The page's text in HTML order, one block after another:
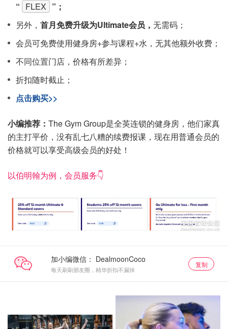
“ FLEX ”；
另外， 首月免费升级为Ultimate会员， 无需码；
会员可免费使用健身房+参与课程+水，无其他额外收费；
不同位置门店，价格有所差异；
折扣随时截止；
点击购买>>
小编推荐： The Gym Group是全英连锁的健身房，他们家真
的主打平价，没有乱七八糟的续费报课，现在用普通会员的
价格就可以享受高级会员的好处！
以伯明翰为例，会员服务👇
加小编微信：
每天刷刷朋友圈，精华折扣不漏掉
复制